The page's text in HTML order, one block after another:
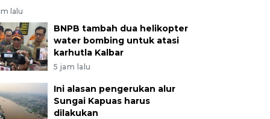
lalu
BNPB tambah dua helikopter
water bombing untuk atasi
karhutla Kalbar
5 jam lalu
Ini alasan pengerukan alur
Sungai Kapuas harus
dilakukan